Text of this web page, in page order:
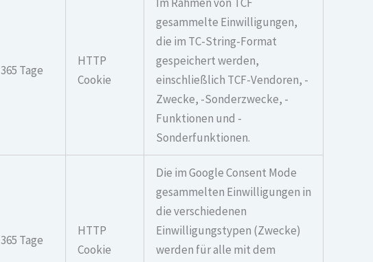
365 Tage
HTTP
Cookie
gesammelte Einwilligungen,
die im TC-String-Format
gespeichert werden,
einschließlich TCF-Vendoren, -
Zwecke, -Sonderzwecke, -
Funktionen und -
Sonderfunktionen.
365 Tage
HTTP
Cookie
Die im Google Consent Mode
gesammelten Einwilligungen in
die verschiedenen
Einwilligungstypen (Zwecke)
werden für alle mit dem